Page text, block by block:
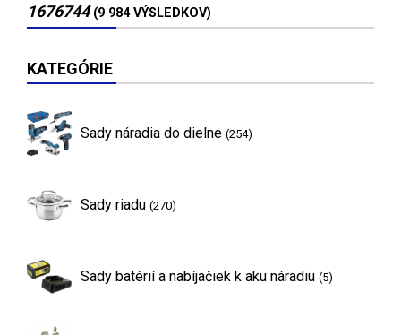
1676744 (9 984 VÝSLEDKOV)
KATEGÓRIE
Sady náradia do dielne (254)
Sady riadu (270)
Sady batérií a nabíjačiek k aku náradiu (5)